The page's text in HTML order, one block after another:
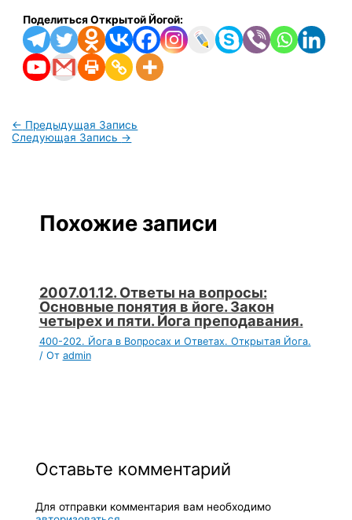
Поделиться Открытой Йогой:
← Предыдущая Запись
Следующая Запись →
Похожие записи
2007.01.12. Ответы на вопросы:
Основные понятия в йоге. Закон
четырех и пяти. Йога преподавания.
400-202. Йога в Вопросах и Ответах. Открытая Йога.
/ От admin
Оставьте комментарий
Для отправки комментария вам необходимо